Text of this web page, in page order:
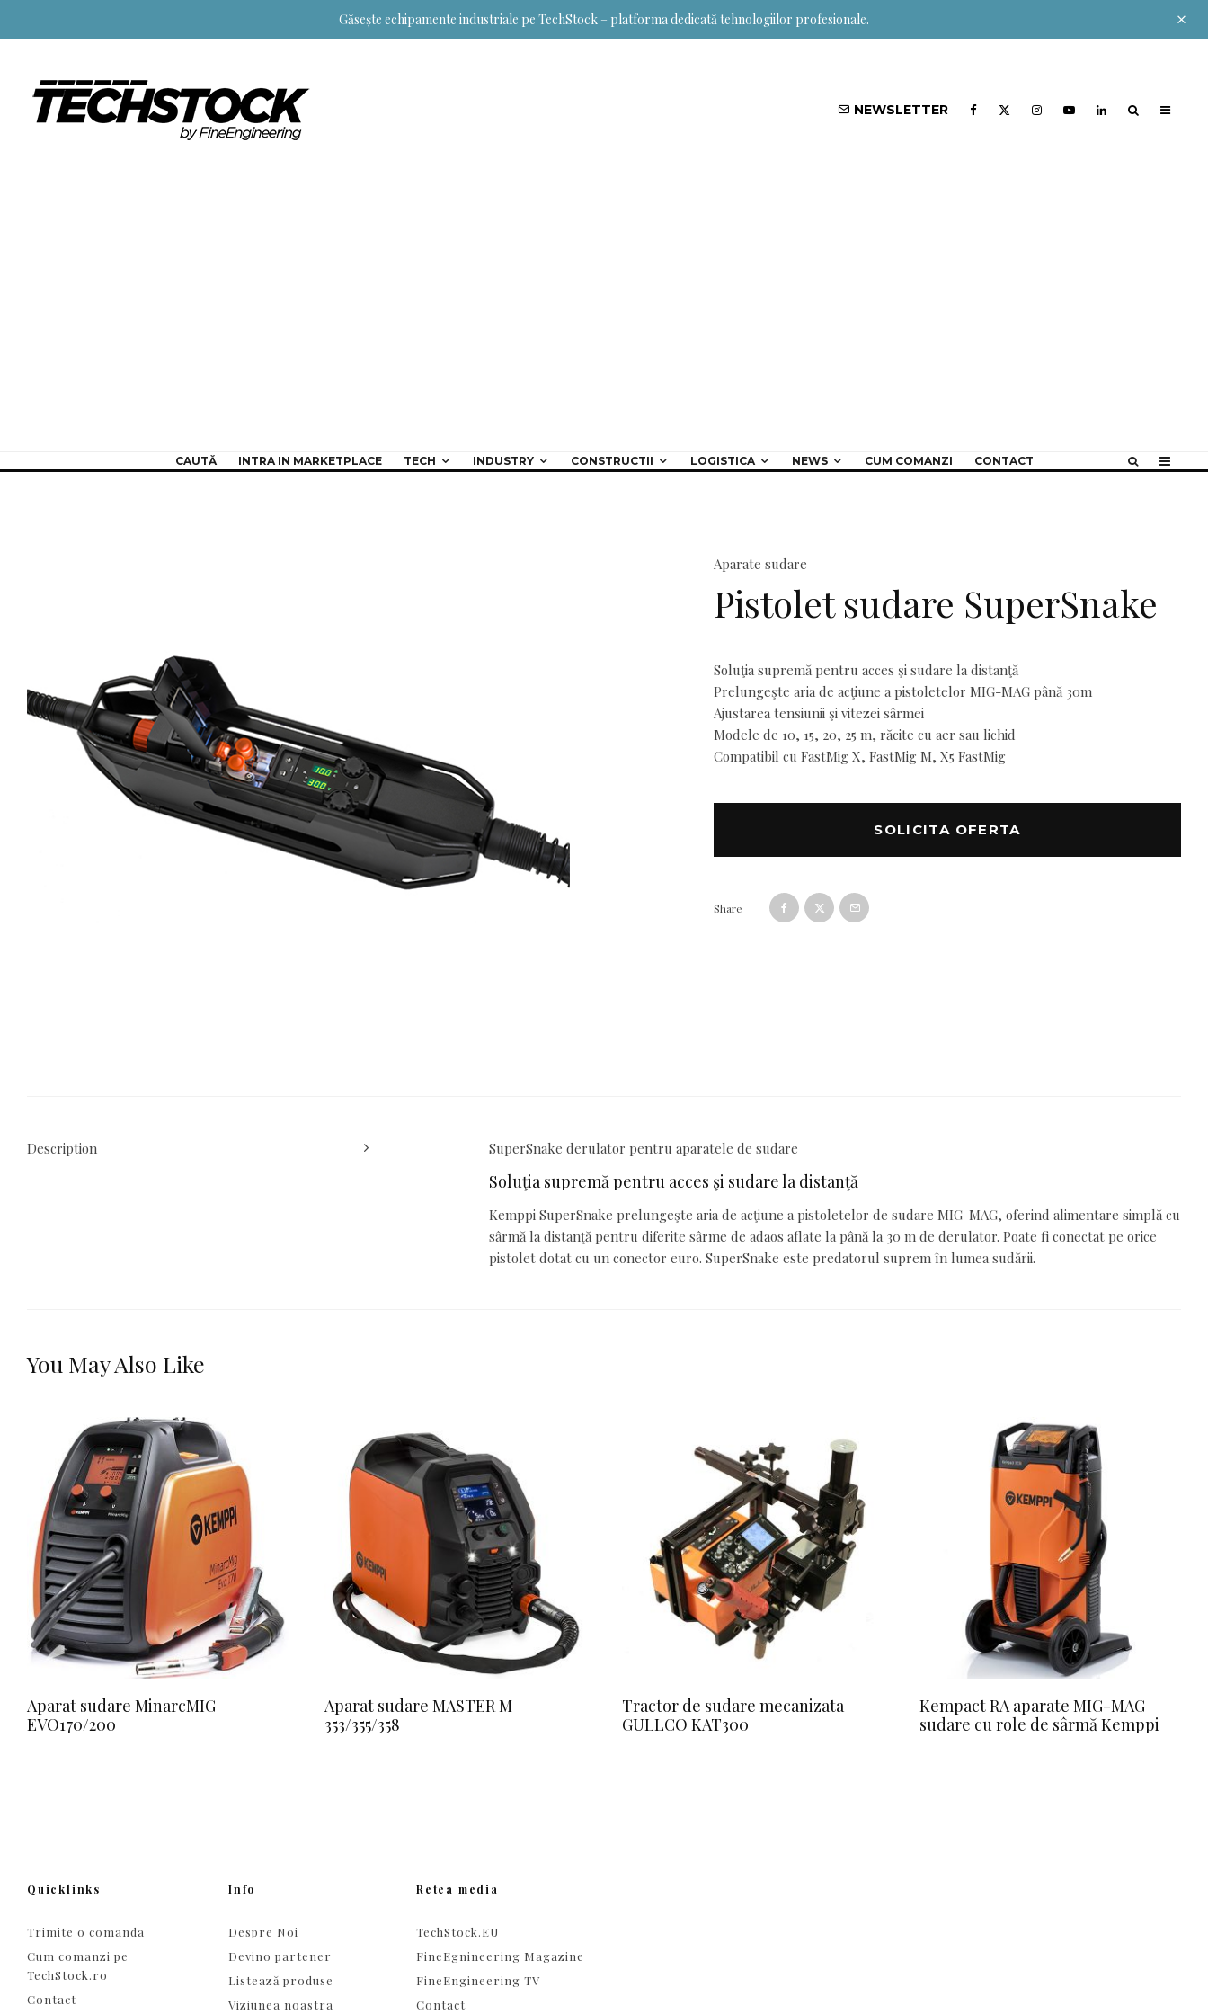
Găsește echipamente industriale pe TechStock – platforma dedicată tehnologiilor profesionale.
NEWSLETTER
CAUTĂ INTRA IN MARKETPLACE TECH INDUSTRY CONSTRUCTII LOGISTICA NEWS CUM COMANZI CONTACT
Aparate sudare
Pistolet sudare SuperSnake
Soluţia supremă pentru acces şi sudare la distanţă
Prelungeşte aria de acţiune a pistoletelor MIG-MAG până 30m
Ajustarea tensiunii şi vitezei sârmei
Modele de 10, 15, 20, 25 m, răcite cu aer sau lichid
Compatibil cu FastMig X, FastMig M, X5 FastMig
SOLICITA OFERTA
Share
Description SuperSnake derulator pentru aparatele de sudare
Soluţia supremă pentru acces şi sudare la distanţă
Kemppi SuperSnake prelungeşte aria de acţiune a pistoletelor de sudare MIG-MAG, oferind alimentare simplă cu
sârmă la distanţă pentru diferite sârme de adaos aflate la până la 30 m de derulator. Poate fi conectat pe orice
pistolet dotat cu un conector euro. SuperSnake este predatorul suprem în lumea sudării.
You May Also Like
Aparat sudare MinarcMIG
EVO170/200
Aparat sudare MASTER M
353/355/358
Tractor de sudare mecanizata
GULLCO KAT300
Kempact RA aparate MIG-MAG
sudare cu role de sârmă Kemppi
Quicklinks
Trimite o comanda
Cum comanzi pe
TechStock.ro
Contact
Info
Despre Noi
Devino partener
Listează produse
Viziunea noastra
Retea media
TechStock.EU
FineEgnineering Magazine
FineEngineering TV
Contact